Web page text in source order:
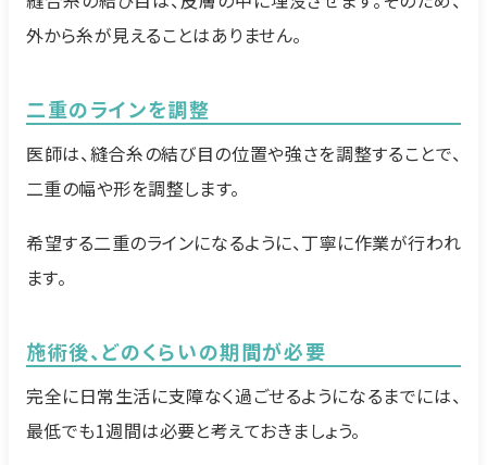
外から糸が見えることはありません。
二重のラインを調整
医師は、縫合糸の結び目の位置や強さを調整することで、
二重の幅や形を調整します。
希望する二重のラインになるように、丁寧に作業が行われ
ます。
施術後、どのくらいの期間が必要
完全に日常生活に支障なく過ごせるようになるまでには、
最低でも1週間は必要と考えておきましょう。